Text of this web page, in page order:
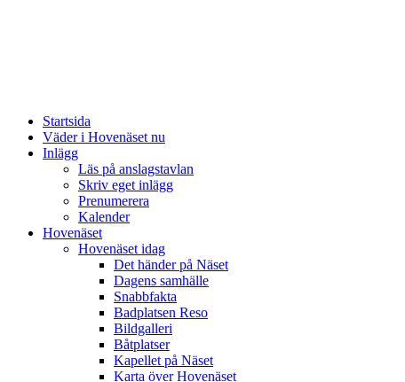
Startsida
Väder i Hovenäset nu
Inlägg
Läs på anslagstavlan
Skriv eget inlägg
Prenumerera
Kalender
Hovenäset
Hovenäset idag
Det händer på Näset
Dagens samhälle
Snabbfakta
Badplatsen Reso
Bildgalleri
Båtplatser
Kapellet på Näset
Karta över Hovenäset